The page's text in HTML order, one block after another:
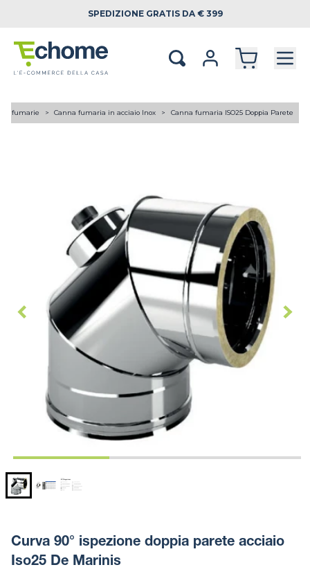
SPEDIZIONE GRATIS DA € 399
fumarie Canna fumaria in acciaio Inox Canna fumaria ISO25 Doppia Parete
Curva 90° ispezione doppia parete acciaio
Iso25 De Marinis